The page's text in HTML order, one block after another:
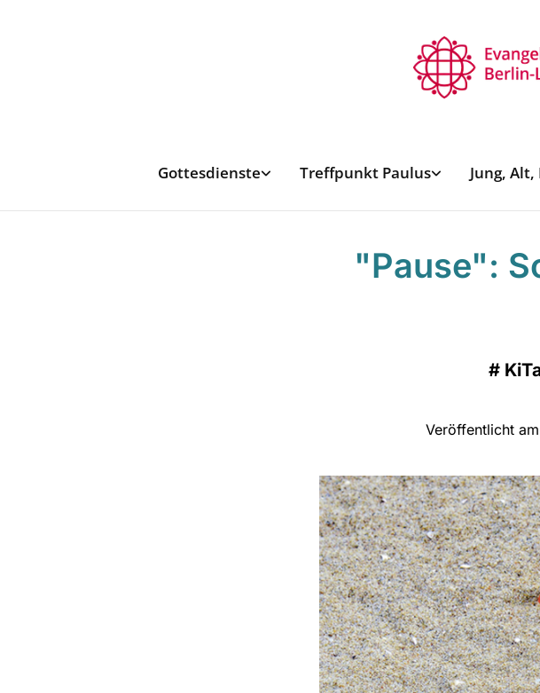
Gottesdienste Treffpunkt Paulus Jung,
"Pause":
#
Veröffentlicht